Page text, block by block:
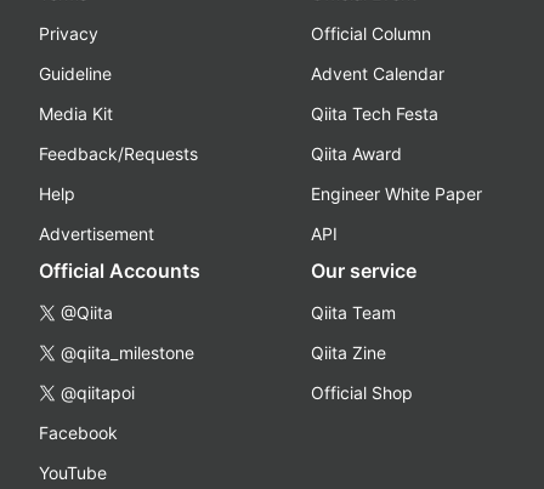
Privacy
Guideline
Media Kit
Feedback/Requests
Help
Advertisement
Official Column
Advent Calendar
Qiita Tech Festa
Qiita Award
Engineer White Paper
API
Official Accounts
@Qiita
@qiita_milestone
@qiitapoi
Facebook
YouTube
Our service
Qiita Team
Qiita Zine
Official Shop